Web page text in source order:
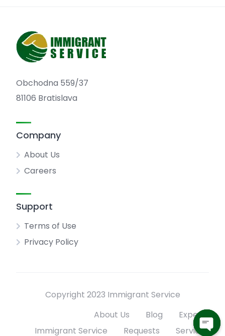
Obchodna 559/37
81106 Bratislava
Company
About Us
Careers
Support
Terms of Use
Privacy Policy
Copyright 2023 Immigrant Service
About Us
Blog
Experts
Immigrant Service
Requests Services